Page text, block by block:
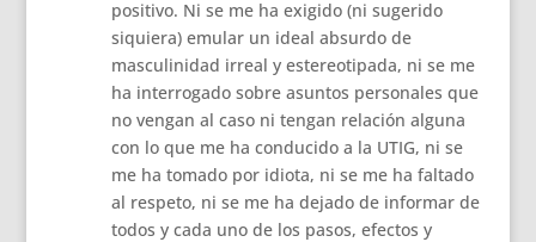
positivo. Ni se me ha exigido (ni sugerido
siquiera) emular un ideal absurdo de
masculinidad irreal y estereotipada, ni se me
ha interrogado sobre asuntos personales que
no vengan al caso ni tengan relación alguna
con lo que me ha conducido a la UTIG, ni se
me ha tomado por idiota, ni se me ha faltado
al respeto, ni se me ha dejado de informar de
todos y cada uno de los pasos, efectos y